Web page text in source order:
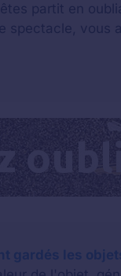
partit en
spectacle, vous
gardés les